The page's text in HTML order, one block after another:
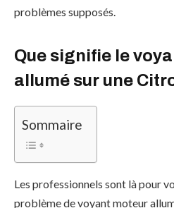
problèmes supposés.
Que signifie le
allumé sur une
Sommaire
Les professionnels sont là pour
problème de voyant moteur